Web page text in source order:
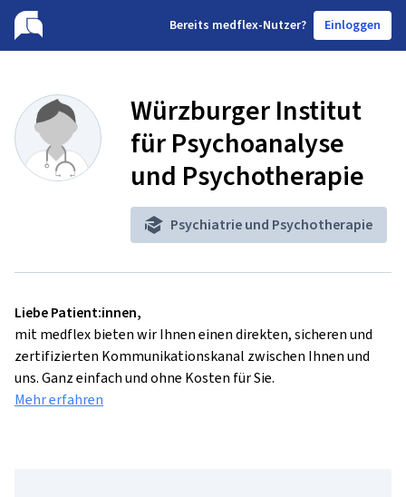
Bereits medflex-Nutzer? Einloggen
Würzburger Institut
für Psychoanalyse
und Psychotherapie
Psychiatrie und Psychotherapie
Liebe Patient:innen,
mit medflex bieten wir Ihnen einen direkten, sicheren und
zertifizierten Kommunikationskanal zwischen Ihnen und
uns. Ganz einfach und ohne Kosten für Sie.
Mehr erfahren